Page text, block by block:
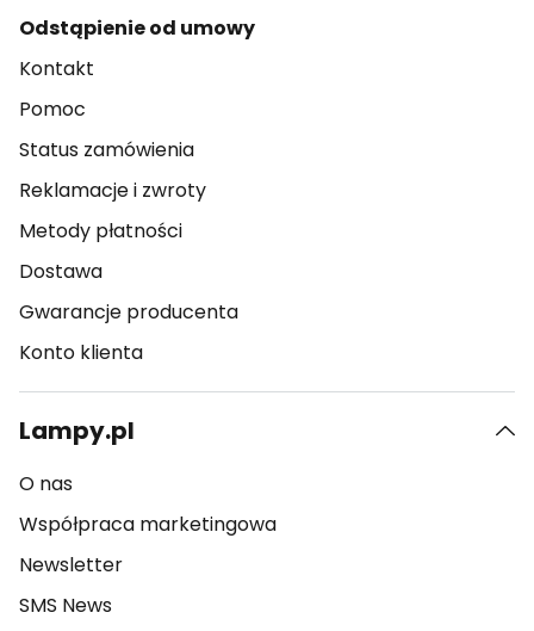
Odstąpienie od umowy
Kontakt
Pomoc
Status zamówienia
Reklamacje i zwroty
Metody płatności
Dostawa
Gwarancje producenta
Konto klienta
Lampy.pl
O nas
Współpraca marketingowa
Newsletter
SMS News